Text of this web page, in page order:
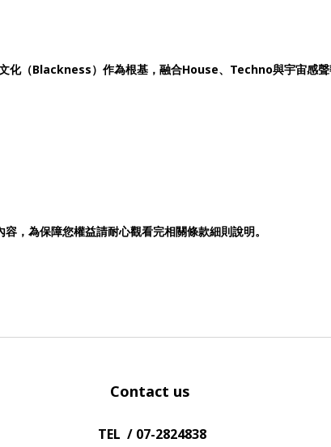
化（Blackness）作為根基，融合House、Techno與宇宙感
，為保障您權益請耐心觀看完相關條款細則說明。
Contact us
TEL / 07-2824838